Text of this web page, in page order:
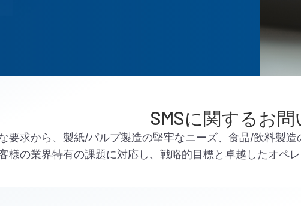
SMSに関するお
要求から、製紙/パルプ製造の堅牢なニーズ、食品/飲料製
様の業界特有の課題に対応し、戦略的目標と卓越したオペレ